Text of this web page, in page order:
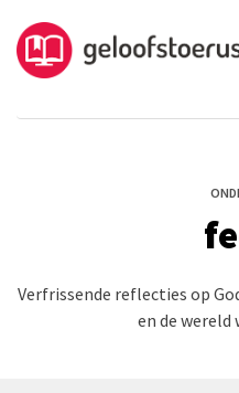
Verfrissende reflecties op
en de wereld